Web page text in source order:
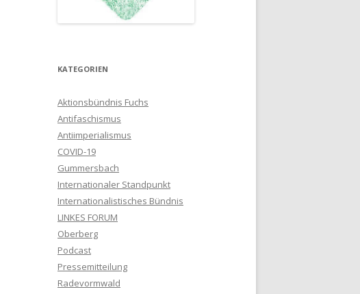
KATEGORIEN
Aktionsbündnis Fuchs
Antifaschismus
Antiimperialismus
COVID-19
Gummersbach
Internationaler Standpunkt
Internationalistisches Bündnis
LINKES FORUM
Oberberg
Podcast
Pressemitteilung
Radevormwald